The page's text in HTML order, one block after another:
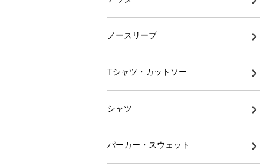
ノースリーブ
Tシャツ・カットソー
シャツ
パーカー・スウェット